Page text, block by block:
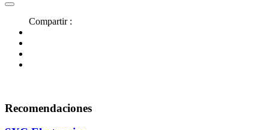
Compartir :
Recomendaciones